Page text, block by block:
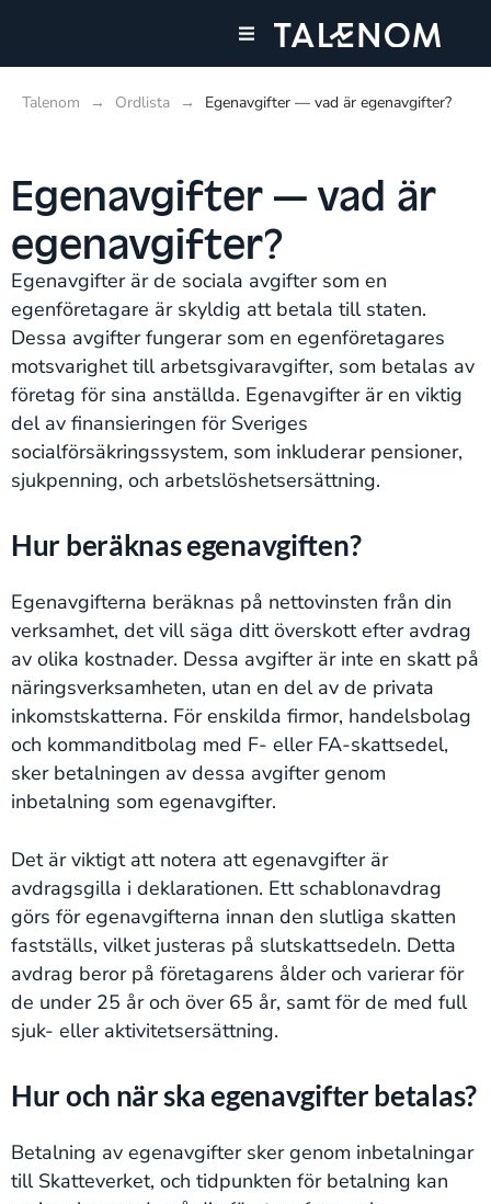
Talenom → Ordlista → Egenavgifter — vad är egenavgifter?
Egenavgifter — vad är
egenavgifter?
Egenavgifter är de sociala avgifter som en
egenföretagare är skyldig att betala till staten.
Dessa avgifter fungerar som en egenföretagares
motsvarighet till arbetsgivaravgifter, som betalas av
företag för sina anställda. Egenavgifter är en viktig
del av finansieringen för Sveriges
socialförsäkringssystem, som inkluderar pensioner,
sjukpenning, och arbetslöshetsersättning.
Hur beräknas egenavgiften?
Egenavgifterna beräknas på nettovinsten från din
verksamhet, det vill säga ditt överskott efter avdrag
av olika kostnader. Dessa avgifter är inte en skatt på
näringsverksamheten, utan en del av de privata
inkomstskatterna. För enskilda firmor, handelsbolag
och kommanditbolag med F- eller FA-skattsedel,
sker betalningen av dessa avgifter genom
inbetalning som egenavgifter.
Det är viktigt att notera att egenavgifter är
avdragsgilla i deklarationen. Ett schablonavdrag
görs för egenavgifterna innan den slutliga skatten
fastställs, vilket justeras på slutskattsedeln. Detta
avdrag beror på företagarens ålder och varierar för
de under 25 år och över 65 år, samt för de med full
sjuk- eller aktivitetsersättning.
Hur och när ska egenavgifter betalas?
Betalning av egenavgifter sker genom inbetalningar
till Skatteverket, och tidpunkten för betalning kan